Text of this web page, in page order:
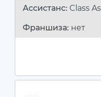
Ассистанc: Class
Франшиза: нет